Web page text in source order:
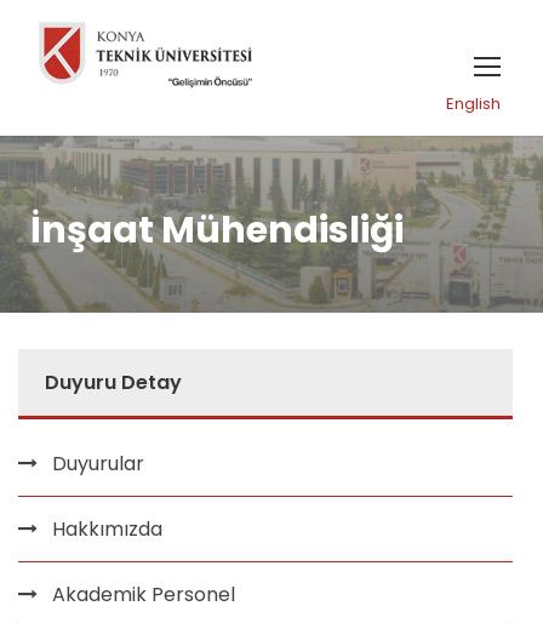
English
İnşaat Mühendisliği
Duyuru Detay
Duyurular
Hakkımızda
Akademik Personel